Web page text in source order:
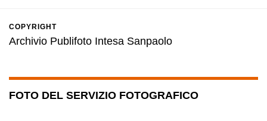
COPYRIGHT
Archivio Publifoto Intesa Sanpaolo
FOTO DEL SERVIZIO FOTOGRAFICO